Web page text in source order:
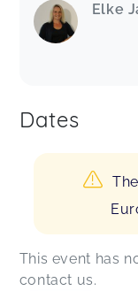
Elke
Dates
This event has
contact us.